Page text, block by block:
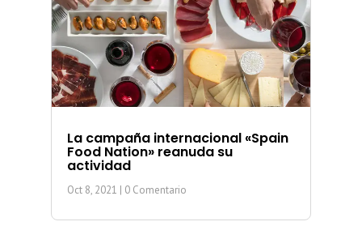
La campaña internacional «Spain
Food Nation» reanuda su
actividad
Oct 8, 2021 | 0 Comentario